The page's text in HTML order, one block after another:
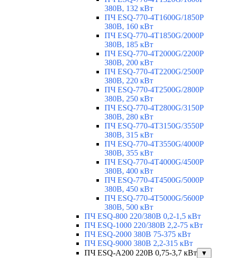
380В, 132 кВт
ПЧ ESQ-770-4T1600G/1850P
380В, 160 кВт
ПЧ ESQ-770-4T1850G/2000P
380В, 185 кВт
ПЧ ESQ-770-4T2000G/2200P
380В, 200 кВт
ПЧ ESQ-770-4T2200G/2500P
380В, 220 кВт
ПЧ ESQ-770-4T2500G/2800P
380В, 250 кВт
ПЧ ESQ-770-4T2800G/3150P
380В, 280 кВт
ПЧ ESQ-770-4T3150G/3550P
380В, 315 кВт
ПЧ ESQ-770-4T3550G/4000P
380В, 355 кВт
ПЧ ESQ-770-4T4000G/4500P
380В, 400 кВт
ПЧ ESQ-770-4T4500G/5000P
380В, 450 кВт
ПЧ ESQ-770-4T5000G/5600P
380В, 500 кВт
ПЧ ESQ-800 220/380В 0,2-1,5 кВт
ПЧ ESQ-1000 220/380В 2,2-75 кВт
ПЧ ESQ-2000 380В 75-375 кВт
ПЧ ESQ-9000 380В 2,2-315 кВт
ПЧ ESQ-A200 220В 0,75-3,7 кВт
▼